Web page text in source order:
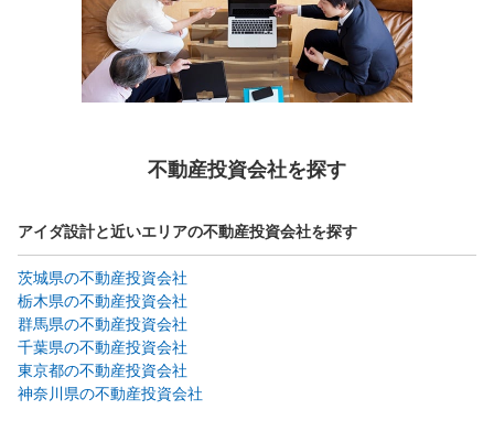
不動産投資会社を探す
アイダ設計と近いエリアの不動産投資会社を探す
茨城県の不動産投資会社
栃木県の不動産投資会社
群馬県の不動産投資会社
千葉県の不動産投資会社
東京都の不動産投資会社
神奈川県の不動産投資会社